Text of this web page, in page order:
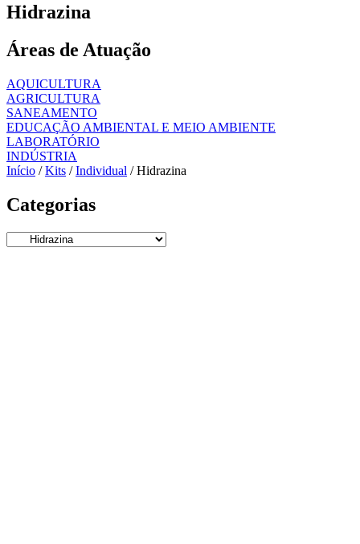
Hidrazina
Áreas de Atuação
AQUICULTURA
AGRICULTURA
SANEAMENTO
EDUCAÇÃO AMBIENTAL E MEIO AMBIENTE
LABORATÓRIO
INDÚSTRIA
Início /Kits /Individual / Hidrazina
Categorias